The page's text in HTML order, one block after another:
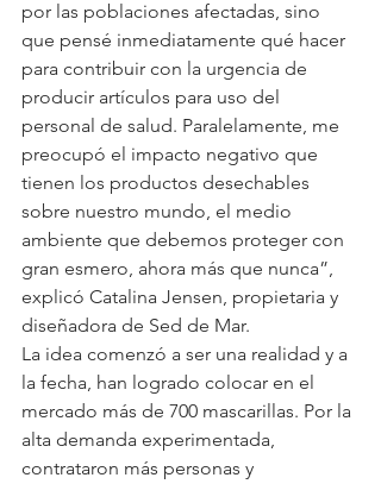
por las poblaciones afectadas, sino
que pensé inmediatamente qué hacer
para contribuir con la urgencia de
producir artículos para uso del
personal de salud. Paralelamente, me
preocupó el impacto negativo que
tienen los productos desechables
sobre nuestro mundo, el medio
ambiente que debemos proteger con
gran esmero, ahora más que nunca”,
explicó Catalina Jensen, propietaria y
diseñadora de Sed de Mar.
La idea comenzó a ser una realidad y a
la fecha, han logrado colocar en el
mercado más de 700 mascarillas. Por la
alta demanda experimentada,
contrataron más personas y